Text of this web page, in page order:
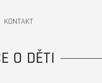
KONTAKT
O DĚTI